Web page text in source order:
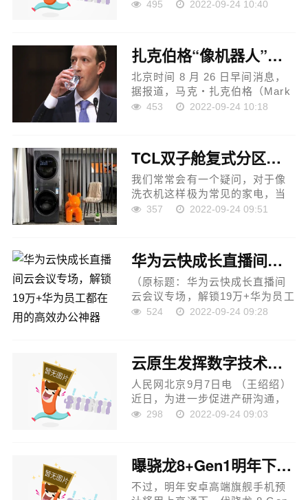
是，该方法无法预测传感数据，
本东京工业大学研究人员采...
495 2022-09-24 10:40
扎克伯格“像机器人”：国会听证会不人性导致表情管理失控
北京时间 8 月 26 日早间消息，
据报道，马克・扎克伯格（Mark
Zuckerberg）过去几年贡献了许
年出席美国国会听证会时表现得
非常...
453 2022-09-24 10:18
TCL双子舱复式分区洗衣机Q10评测：刷新洗护硬实力巅峰
我们常常会有一个疑问，对于像
洗衣机这样极为常见的家电，当
下真的很难有革命性的产品出现
很久没有看到眼前一亮的...
357 2022-09-24 09:51
华为云快成长直播间云会议专场，解锁19万+华为员工都在用的高效办公神器
（原标题：华为云快成长直播间
云会议专场，解锁19万+华为员工
都在用的高效办公神器） 千行百
多，企业需要一个高效智...
524 2022-09-24 09:28
云原生发挥数字技术优势持续深化产业数字化转型
人民网北京9月7日电 （王绍绍）
近日，为进一步促进产研沟通，
加深业务交流，中国信息通信研
领域开展线下沟通会。...
298 2022-09-24 09:03
曝骁龙8+Gen1明年下放到中端机，2K±价位段有三款
不过，明年安卓高端旗舰手机预